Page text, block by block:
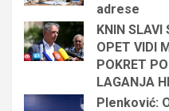
adrese
KNIN SLAVI
OPET VIDI
POKRET
LAGANJA
Plenković: